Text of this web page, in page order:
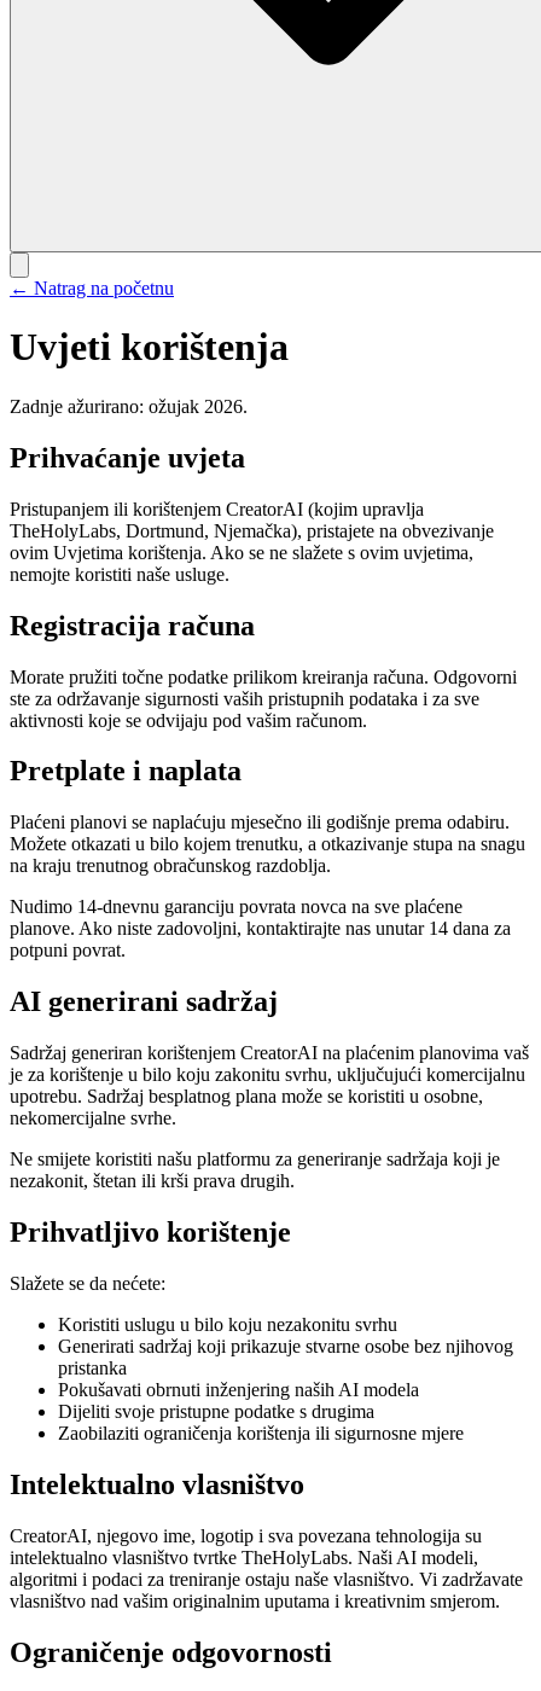
← Natrag na početnu
Uvjeti korištenja
Zadnje ažurirano: ožujak 2026.
Prihvaćanje uvjeta
Pristupanjem ili korištenjem CreatorAI (kojim upravlja
TheHolyLabs, Dortmund, Njemačka), pristajete na obvezivanje
ovim Uvjetima korištenja. Ako se ne slažete s ovim uvjetima,
nemojte koristiti naše usluge.
Registracija računa
Morate pružiti točne podatke prilikom kreiranja računa. Odgovorni
ste za održavanje sigurnosti vaših pristupnih podataka i za sve
aktivnosti koje se odvijaju pod vašim računom.
Pretplate i naplata
Plaćeni planovi se naplaćuju mjesečno ili godišnje prema odabiru.
Možete otkazati u bilo kojem trenutku, a otkazivanje stupa na snagu
na kraju trenutnog obračunskog razdoblja.
Nudimo 14-dnevnu garanciju povrata novca na sve plaćene
planove. Ako niste zadovoljni, kontaktirajte nas unutar 14 dana za
potpuni povrat.
AI generirani sadržaj
Sadržaj generiran korištenjem CreatorAI na plaćenim planovima vaš
je za korištenje u bilo koju zakonitu svrhu, uključujući komercijalnu
upotrebu. Sadržaj besplatnog plana može se koristiti u osobne,
nekomercijalne svrhe.
Ne smijete koristiti našu platformu za generiranje sadržaja koji je
nezakonit, štetan ili krši prava drugih.
Prihvatljivo korištenje
Slažete se da nećete:
Koristiti uslugu u bilo koju nezakonitu svrhu
Generirati sadržaj koji prikazuje stvarne osobe bez njihovog
pristanka
Pokušavati obrnuti inženjering naših AI modela
Dijeliti svoje pristupne podatke s drugima
Zaobilaziti ograničenja korištenja ili sigurnosne mjere
Intelektualno vlasništvo
CreatorAI, njegovo ime, logotip i sva povezana tehnologija su
intelektualno vlasništvo tvrtke TheHolyLabs. Naši AI modeli,
algoritmi i podaci za treniranje ostaju naše vlasništvo. Vi zadržavate
vlasništvo nad vašim originalnim uputama i kreativnim smjerom.
Ograničenje odgovornosti